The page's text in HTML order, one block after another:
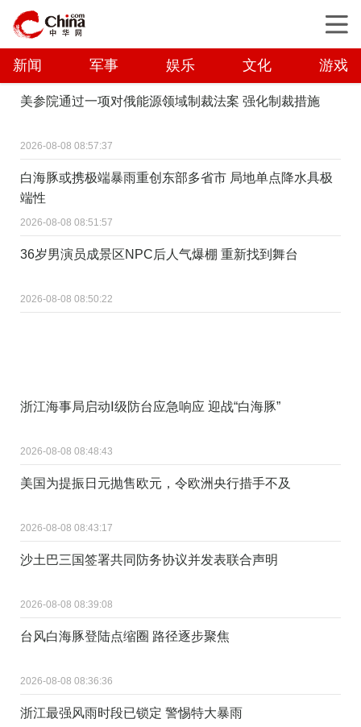
新闻 军事 娱乐 文化 游戏
美参院通过一项对俄能源领域制裁法案 强化制裁措施
2026-08-08 08:57:37
白海豚或携极端暴雨重创东部多省市 局地单点降水具极
端性
2026-08-08 08:51:57
36岁男演员成景区NPC后人气爆棚 重新找到舞台
2026-08-08 08:50:22
浙江海事局启动Ⅰ级防台应急响应 迎战“白海豚”
2026-08-08 08:48:43
美国为提振日元抛售欧元，令欧洲央行措手不及
2026-08-08 08:43:17
沙土巴三国签署共同防务协议并发表联合声明
2026-08-08 08:39:08
台风白海豚登陆点缩圈 路径逐步聚焦
2026-08-08 08:36:36
浙江最强风雨时段已锁定 警惕特大暴雨